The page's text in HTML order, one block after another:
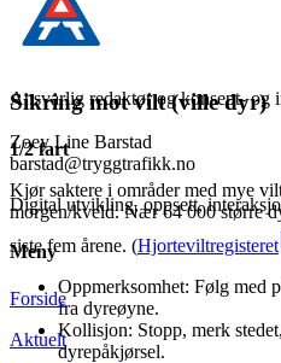
Sikring mot vilt (ville dyr)
1/2 fart
Kjør saktere i områder med mye
morgen/kveld. Nær 64 000 større
siste fem årene. (Hjorteviltregisteret
Oppmerksomhet: Følg med
fra dyreøyne.
Kollisjon: Stopp, merk
dyrepåkjørsel.
Ansvarlig redaktør og konsept- og
Zoey Line Barstad
barstad@tryggtrafikk.no
Digital utvikling, oppsett,
Meny
Forside
Aktuelt